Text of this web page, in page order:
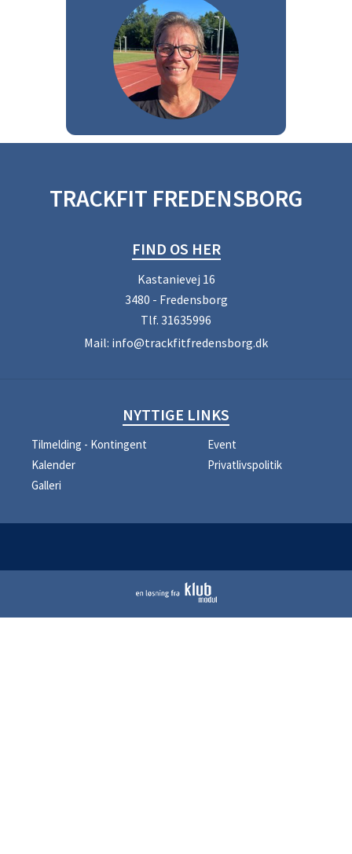
TRACKFIT FREDENSBORG
FIND OS HER
Kastanievej 16
3480 - Fredensborg
Tlf. 31635996
Mail: info@trackfitfredensborg.dk
NYTTIGE LINKS
Tilmelding - Kontingent
Event
Kalender
Privatlivspolitik
Galleri